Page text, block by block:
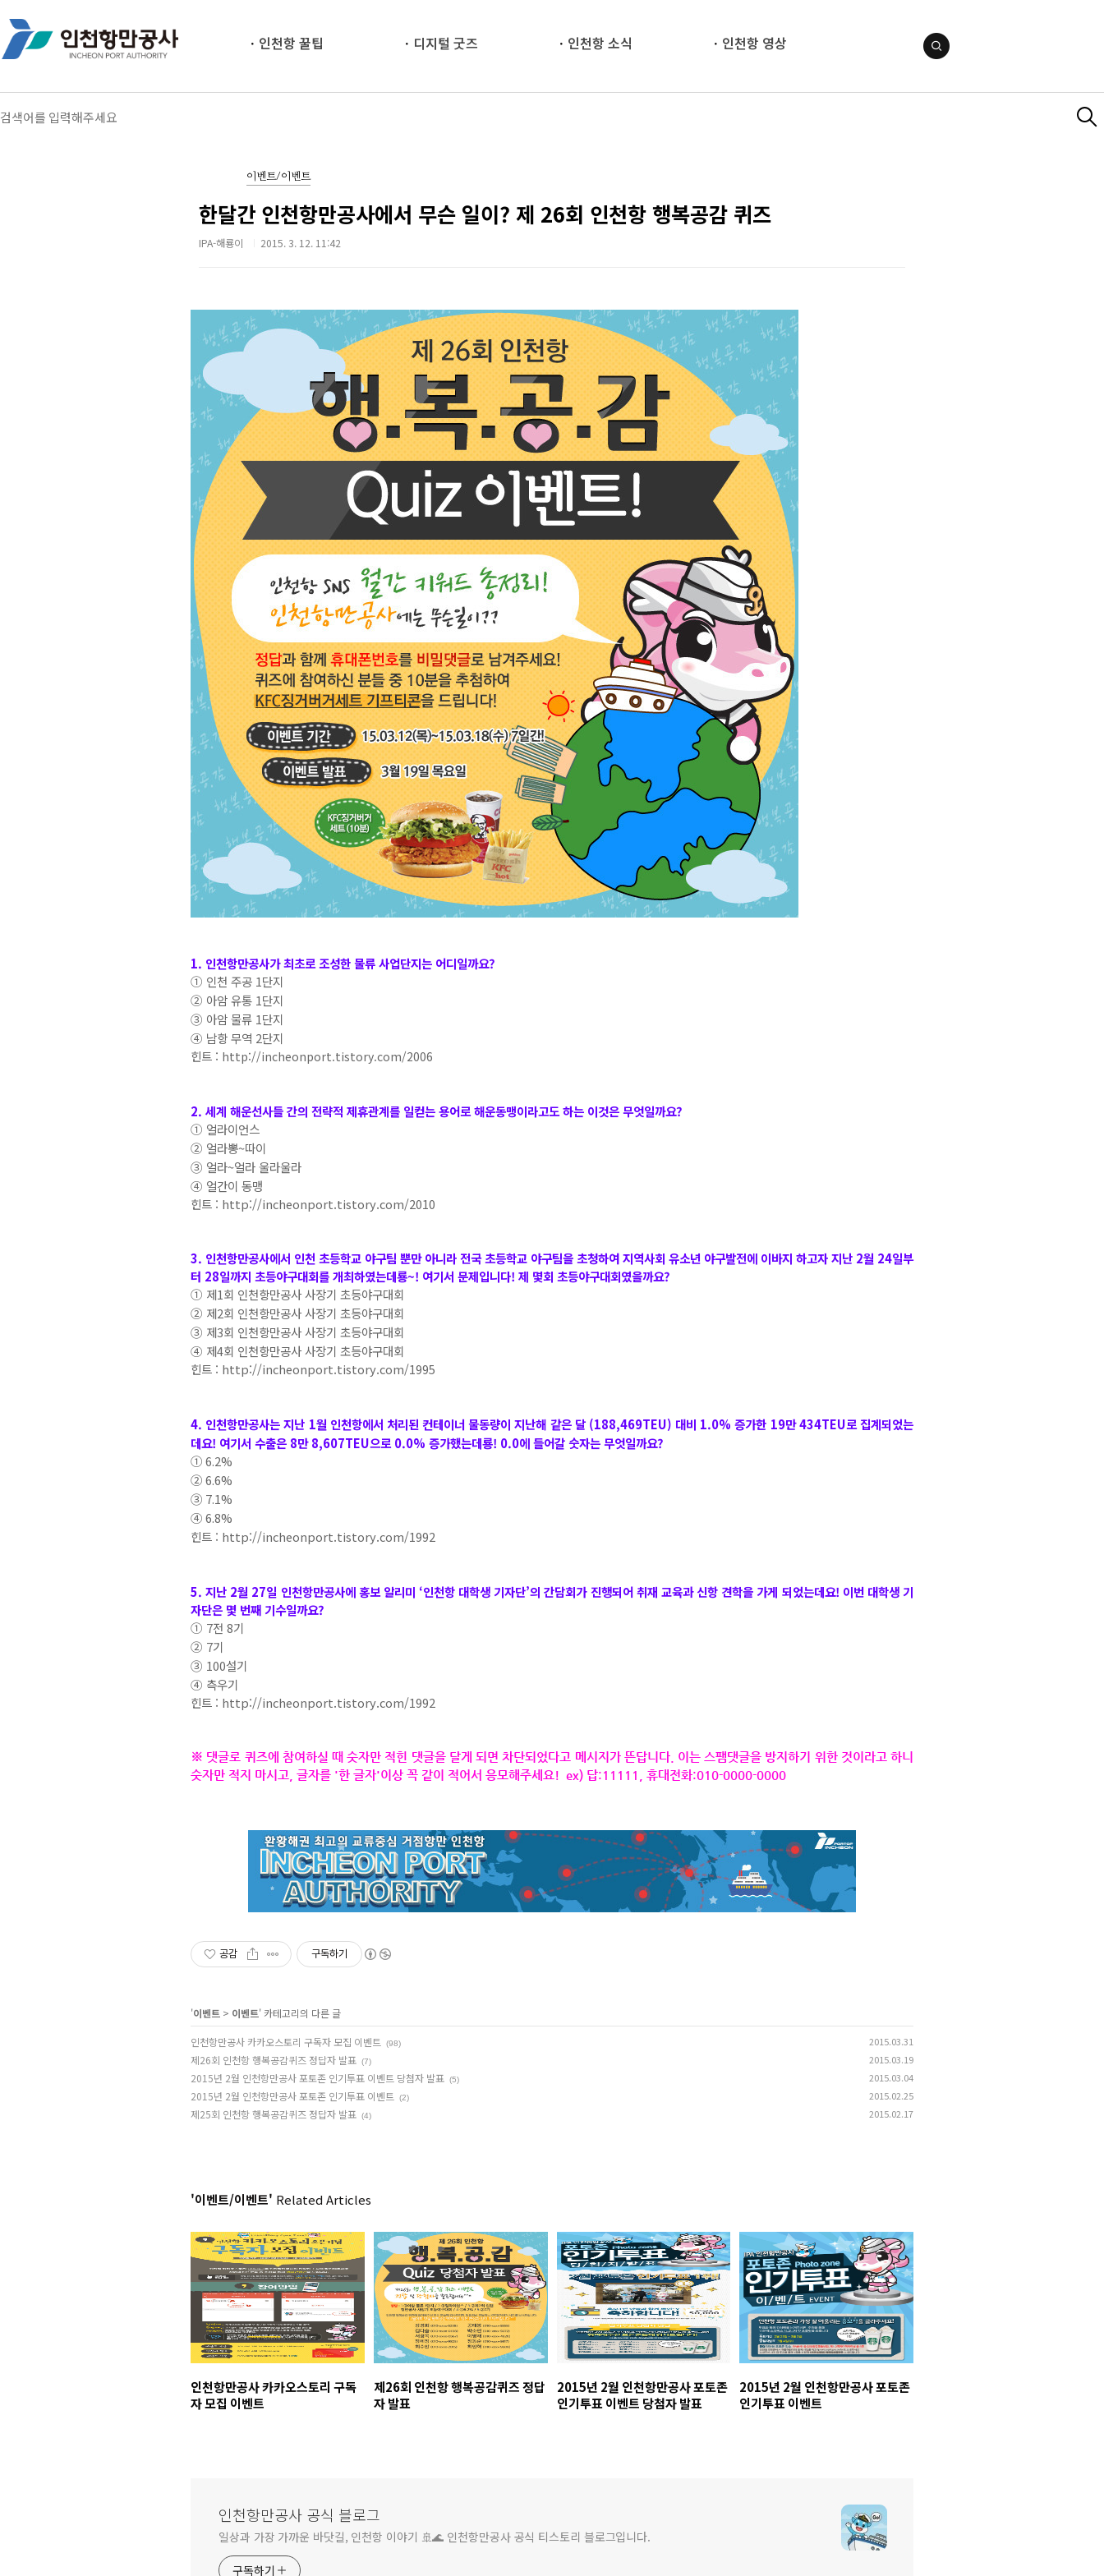
인천항 꿀팁 디지털 굿즈 인천항 소식 인천항 영상
이벤트/이벤트
한달간 인천항만공사에서 무슨 일이? 제 26회 인천항 행복공감 퀴즈
IPA-해룡이 2015. 3. 12. 11:42
1. 인천항만공사가 최초로 조성한 물류 사업단지는 어디일까요?
① 인천 주공 1단지
② 아암 유통 1단지
③ 아암 물류 1단지
④ 남항 무역 2단지
힌트 : http://incheonport.tistory.com/2006
2. 세계 해운선사들 간의 전략적 제휴관계를 일컫는 용어로 해운동맹이라고도 하는 이것은 무엇일까요?
① 얼라이언스
② 얼라뽕~따이
③ 얼라~얼라 울라울라
④ 얼간이 동맹
힌트 : http://incheonport.tistory.com/2010
3. 인천항만공사에서 인천 초등학교 야구팀 뿐만 아니라 전국 초등학교 야구팀을 초청하여 지역사회 유소년 야구발전에 이바지 하고자 지난 2월 24일부
터 28일까지 초등야구대회를 개최하였는데룡~! 여기서 문제입니다! 제 몇회 초등야구대회였을까요?
① 제1회 인천항만공사 사장기 초등야구대회
② 제2회 인천항만공사 사장기 초등야구대회
③ 제3회 인천항만공사 사장기 초등야구대회
④ 제4회 인천항만공사 사장기 초등야구대회
힌트 : http://incheonport.tistory.com/1995
4. 인천항만공사는 지난 1월 인천항에서 처리된 컨테이너 물동량이 지난해 같은 달 (188,469TEU) 대비 1.0% 증가한 19만 434TEU로 집계되었는
데요! 여기서 수출은 8만 8,607TEU으로 0.0% 증가했는데룡! 0.0에 들어갈 숫자는 무엇일까요?
①6.2%
②6.6%
③ 7.1%
④6.8%
힌트 : http://incheonport.tistory.com/1992
5. 지난 2월 27일 인천항만공사에 홍보 알리미 ‘인천항 대학생 기자단’의 간담회가 진행되어 취재 교육과 신항 견학을 가게 되었는데요! 이번 대학생 기
자단은 몇 번째 기수일까요?
① 7전 8기
② 7기
③ 100설기
④ 측우기
힌트 : http://incheonport.tistory.com/1992
※ 댓글로 퀴즈에 참여하실 때 숫자만 적힌 댓글을 달게 되면 차단되었다고 메시지가 뜬답니다. 이는 스팸댓글을 방지하기 위한 것이라고 하니
숫자만 적지 마시고, 글자를 '한 글자'이상 꼭 같이 적어서 응모해주세요! ex) 답:11111, 휴대전화:010-0000-0000
공감 구독하기
'이벤트 > 이벤트' 카테고리의 다른 글
인천항만공사 카카오스토리 구독자 모집 이벤트 (98) 2015.03.31
제26회 인천항 행복공감퀴즈 정답자 발표 (7) 2015.03.19
2015년 2월 인천항만공사 포토존 인기투표 이벤트 당첨자 발표 (5) 2015.03.04
2015년 2월 인천항만공사 포토존 인기투표 이벤트 (2) 2015.02.25
제25회 인천항 행복공감퀴즈 정답자 발표 (4) 2015.02.17
'이벤트/이벤트' Related Articles
인천항만공사 카카오스토리 구독
자 모집 이벤트
제26회 인천항 행복공감퀴즈 정답
자 발표
2015년 2월 인천항만공사 포토존
인기투표 이벤트 당첨자 발표
2015년 2월 인천항만공사 포토존
인기투표 이벤트
인천항만공사 공식 블로그
일상과 가장 가까운 바닷길, 인천항 이야기 🚢🌊 인천항만공사 공식 티스토리 블로그입니다.
구독하기